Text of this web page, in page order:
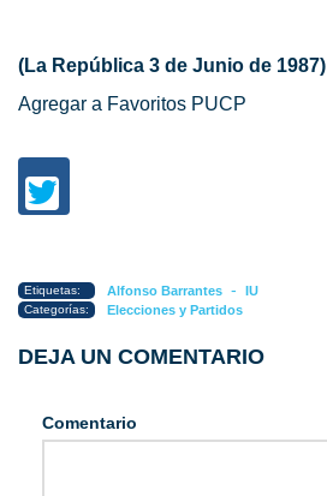
(La República 3 de Junio de 1987)
Agregar a Favoritos PUCP
Etiquetas: Alfonso Barrantes - IU
Categorías: Elecciones y Partidos
DEJA UN COMENTARIO
Comentario